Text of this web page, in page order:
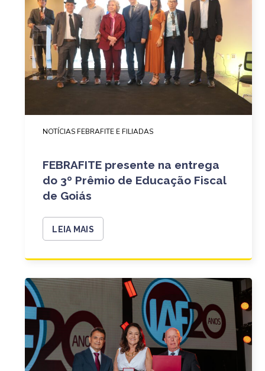
NOTÍCIAS FEBRAFITE E FILIADAS
FEBRAFITE presente na entrega
do 3º Prêmio de Educação Fiscal
de Goiás
LEIA MAIS